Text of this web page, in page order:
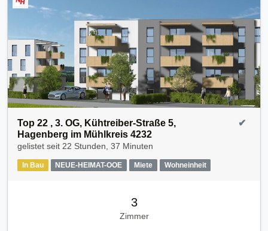
Top 22 , 3. OG, Kühtreiber-Straße 5,
Hagenberg im Mühlkreis 4232
gelistet seit 22 Stunden, 37 Minuten
In Bau NEUE-HEIMAT-OOE Miete Wohneinheit
✔
3
Zimmer